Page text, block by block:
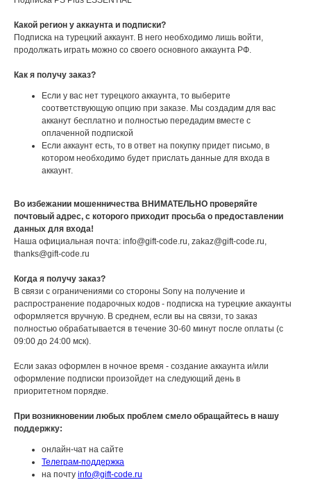
Какой регион у аккаунта и подписки?
Подписка на турецкий аккаунт. В него необходимо лишь войти,
продолжать играть можно со своего основного аккаунта РФ.
Как я получу заказ?
Если у вас нет турецкого аккаунта, то выберите
соответствующую опцию при заказе. Мы создадим для вас
акканут бесплатно и полностью передадим вместе с
оплаченной подпиской
Если аккаунт есть, то в ответ на покупку придет письмо, в
котором необходимо будет прислать данные для входа в
аккаунт.
Во избежании мошенничества ВНИМАТЕЛЬНО проверяйте
почтовый адрес, с которого приходит просьба о предоставлении
данных для входа!
Наша официальная почта: info@gift-code.ru, zakaz@gift-code.ru,
thanks@gift-code.ru
Когда я получу заказ?
В связи с ограничениями со стороны Sony на получение и
распространение подарочных кодов - подписка на турецкие аккаунты
оформляется вручную. В среднем, если вы на связи, то заказ
полностью обрабатывается в течение 30-60 минут после оплаты (с
09:00 до 24:00 мск).
Если заказ оформлен в ночное время - создание аккаунта и/или
оформление подписки произойдет на следующий день в
приоритетном порядке.
При возникновении любых проблем смело обращайтесь в нашу
поддержку:
онлайн-чат на сайте
Телеграм-поддержка
на почту info@gift-code.ru